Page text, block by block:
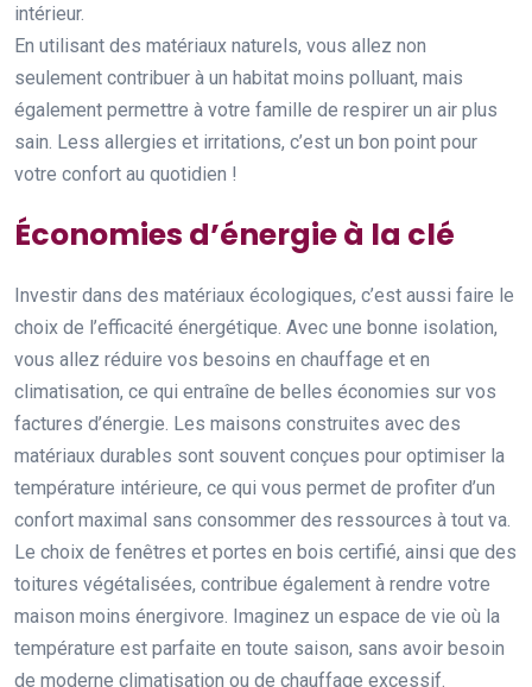
intérieur.
En utilisant des matériaux naturels, vous allez non
seulement contribuer à un habitat moins polluant, mais
également permettre à votre famille de respirer un air plus
sain. Less allergies et irritations, c’est un bon point pour
votre confort au quotidien !
Économies d’énergie à la clé
Investir dans des matériaux écologiques, c’est aussi faire le
choix de l’efficacité énergétique. Avec une bonne isolation,
vous allez réduire vos besoins en chauffage et en
climatisation, ce qui entraîne de belles économies sur vos
factures d’énergie. Les maisons construites avec des
matériaux durables sont souvent conçues pour optimiser la
température intérieure, ce qui vous permet de profiter d’un
confort maximal sans consommer des ressources à tout va.
Le choix de fenêtres et portes en bois certifié, ainsi que des
toitures végétalisées, contribue également à rendre votre
maison moins énergivore. Imaginez un espace de vie où la
température est parfaite en toute saison, sans avoir besoin
de moderne climatisation ou de chauffage excessif.